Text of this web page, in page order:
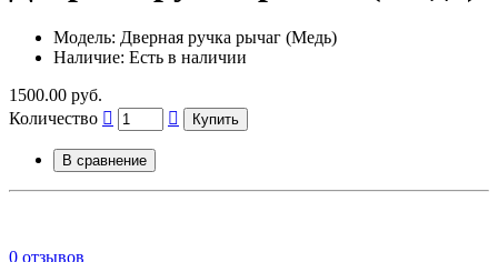
Модель: Дверная ручка рычаг (Медь)
Наличие: Есть в наличии
1500.00 руб.
Количество
Купить
В сравнение
0 отзывов